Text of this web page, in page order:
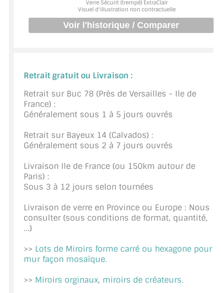
BARRES DE STABILISATION
JOINTS D'ÉTANCHÉITÉS
SYSTÈMES PIVOTANTS
SYSTÈMES COULISSANTS
LE CATALOGUE ACCESSOIRES
ACCESSOIRES EN PROMOTIONS
EXEMPLES, RÉALISATIONS, INSPIRATIONS
NUANCIER RAL
COMMENT COUPER DU VERRE ?
CONSEILS / AIDE
A PROPOS DE LA LIVRAISON
COMPTE PRO
Verre Sécurit (trempé) ExtraClair
Visuel d'illustration non contractuelle
Retrait gratuit ou Livraison :
Retrait sur Buc 78 (Près de Versailles - Ile de
France) :
Généralement sous 1 à 5 jours ouvrés
Retrait sur Bayeux 14 (Calvados) :
Généralement sous 2 à 7 jours ouvrés
Livraison Ile de France (ou 150km autour de
Paris) :
Sous 3 à 12 jours selon tournées
Livraison de verre en Province ou Europe : Nous
consulter (sous conditions de format, quantité,
...)
>> Lots de Miroirs forme carré ou hexagone pour
mur façon mosaïque.
>> Miroirs orginaux, miroirs de créateurs.